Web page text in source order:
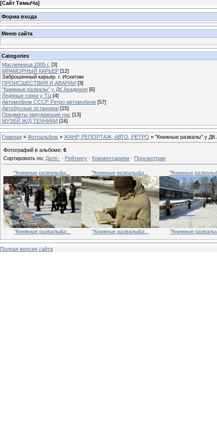
[Сайт ТимыЧа]
Форма входа
Меню сайта
Categories
Масленница 2005 г. [3]
МРАМОРНЫЙ КАРЬЕР [12]
Заброшенный карьер. г. Искитим
ПРОИСШЕСТВИЯ И АВАРИИ [3]
"Книжные развалы" у ДК Академия [6]
Ледяные горки у ТЦ [4]
Автомобили СССР. Ретро автомобили [57]
Автобусные остановки [15]
Предметы окружающие нас [13]
МУЗЕЙ Ж/Д ТЕХНИКИ [16]
Главная » Фотоальбом » ЖАНР, РЕПОРТАЖ, АВТО, РЕТРО » "Книжные развалы" у ДК
Фотографий в альбоме: 6
Сортировать по: Дате · Рейтингу · Комментариям · Просмотрам
"Книжные развалы&q...
"Книжные развалы&q...
"Книжные развалы&q...
"Книжные развалы&q...
"Книжные
"Книжные
Полная версия сайта